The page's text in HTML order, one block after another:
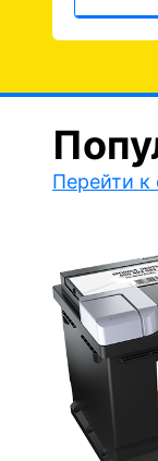
Перейти